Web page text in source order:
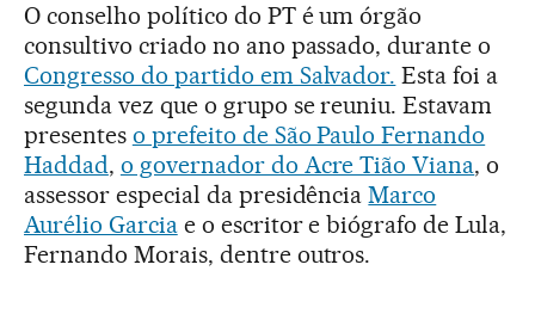
O conselho político do PT é um órgão
consultivo criado no ano passado, durante o
Congresso do partido em Salvador. Esta foi a
segunda vez que o grupo se reuniu. Estavam
presentes o prefeito de São Paulo Fernando
Haddad, o governador do Acre Tião Viana, o
assessor especial da presidênciaMarco
Aurélio Garciae o escritor e biógrafo de Lula,
Fernando Morais, dentre outros.